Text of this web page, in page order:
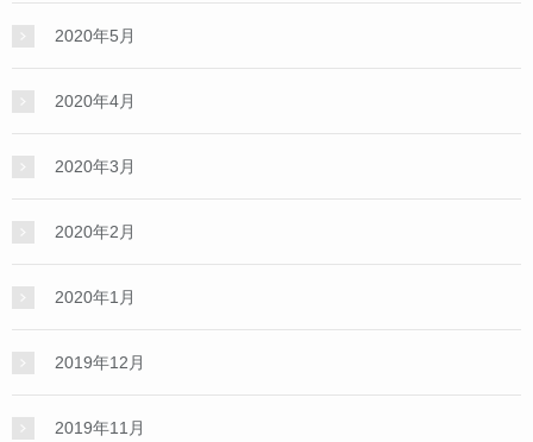
2020年5月
2020年4月
2020年3月
2020年2月
2020年1月
2019年12月
2019年11月